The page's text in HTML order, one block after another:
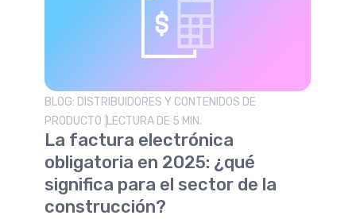
BLOG: DISTRIBUIDORES Y CONTENIDOS DE
PRODUCTO LECTURA DE 5 MIN.
La factura electrónica
obligatoria en 2025: ¿qué
significa para el sector de la
construcción?